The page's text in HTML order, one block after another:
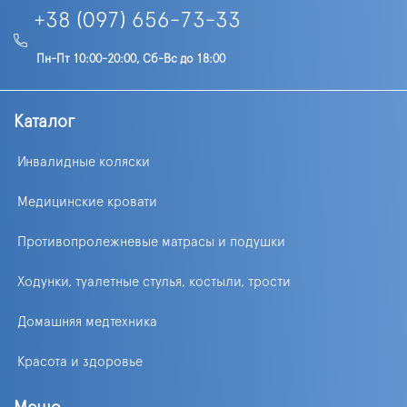
+38 (097) 656-73-33
Пн-Пт 10:00-20:00, Сб-Вс до 18:00
Каталог
Инвалидные коляски
Медицинские кровати
Противопролежневые матрасы и подушки
Ходунки, туалетные стулья, костыли, трости
Домашняя медтехника
Красота и здоровье